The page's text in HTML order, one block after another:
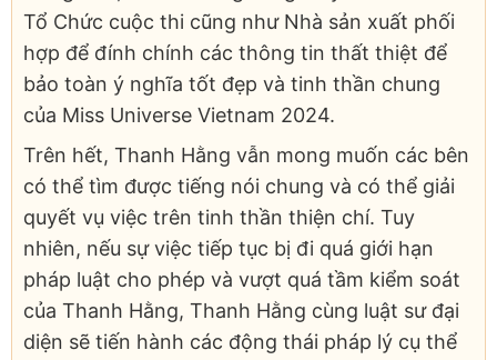
Tổ Chức cuộc thi cũng như Nhà sản xuất phối
hợp để đính chính các thông tin thất thiệt để
bảo toàn ý nghĩa tốt đẹp và tinh thần chung
của Miss Universe Vietnam 2024.
Trên hết, Thanh Hằng vẫn mong muốn các bên
có thể tìm được tiếng nói chung và có thể giải
quyết vụ việc trên tinh thần thiện chí. Tuy
nhiên, nếu sự việc tiếp tục bị đi quá giới hạn
pháp luật cho phép và vượt quá tầm kiểm soát
của Thanh Hằng, Thanh Hằng cùng luật sư đại
diện sẽ tiến hành các động thái pháp lý cụ thể